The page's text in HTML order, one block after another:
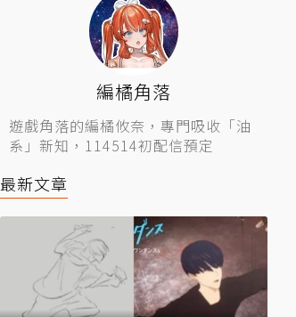
編橘角落
遊戲角落的編橘攸奈，專門吸收「油
系」新知，114514初配信預定
最新文章